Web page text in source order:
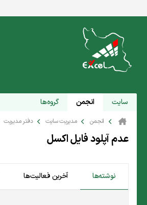
سایت انجمن گروه‌ها
انجمن مدیریت سایت دفتر مدیریت
عدم آپلود فایل اکسل
نوشته‌ها آخرین فعالیت‌ها